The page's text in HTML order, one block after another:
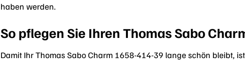
haben werden.
So pflegen Sie Ihren Thomas Sabo
Damit Ihr Thomas Sabo Charm 1658-414-39 lange schön bleibt,